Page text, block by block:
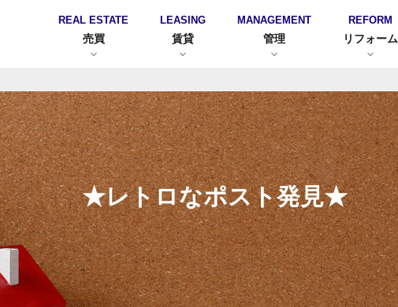
REAL ESTATE
売買
LEASING
賃貸
MANAGEMENT
管理
REFORM
リフォーム
★レトロなポスト発見★